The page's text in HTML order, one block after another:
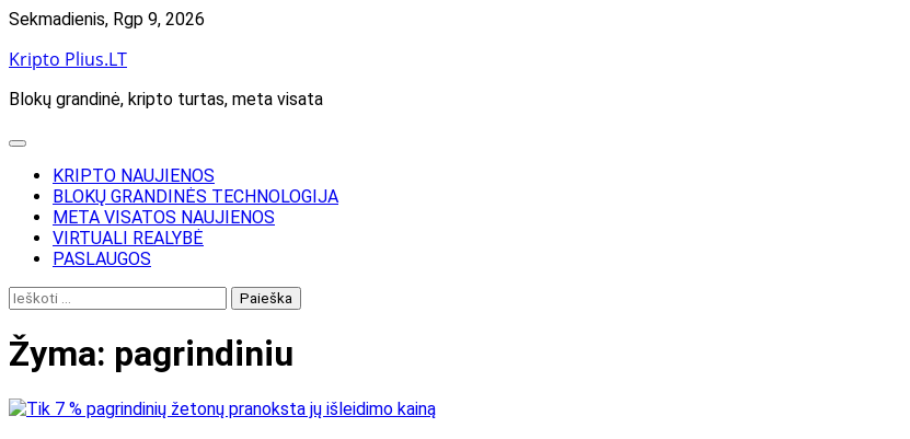
Skip
content
Sekmadienis, Rgp 9, 2026
Kripto Plius.LT
Blokų grandinė, kripto turtas, meta visata
KRIPTO NAUJIENOS
BLOKŲ GRANDINĖS TECHNOLOGIJA
META VISATOS NAUJIENOS
VIRTUALI REALYBĖ
PASLAUGOS
Ieškoti:
Žyma: pagrindiniu